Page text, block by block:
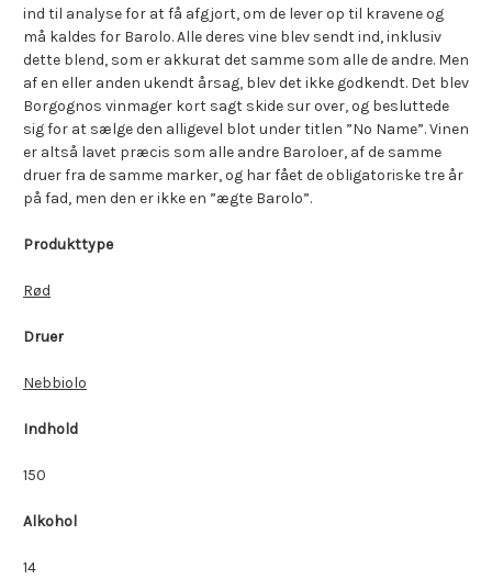
ind til analyse for at få afgjort, om de lever op til kravene og
må kaldes for Barolo. Alle deres vine blev sendt ind, inklusiv
dette blend, som er akkurat det samme som alle de andre. Men
af en eller anden ukendt årsag, blev det ikke godkendt. Det blev
Borgognos vinmager kort sagt skide sur over, og besluttede
sig for at sælge den alligevel blot under titlen ”No Name”. Vinen
er altså lavet præcis som alle andre Baroloer, af de samme
druer fra de samme marker, og har fået de obligatoriske tre år
på fad, men den er ikke en ”ægte Barolo”.
Produkttype
Rød
Druer
Nebbiolo
Indhold
150
Alkohol
14